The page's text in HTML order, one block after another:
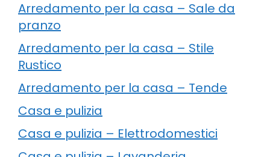
Arredamento per la casa – Sale da
pranzo
Arredamento per la casa – Stile
Rustico
Arredamento per la casa – Tende
Casa e pulizia
Casa e pulizia – Elettrodomestici